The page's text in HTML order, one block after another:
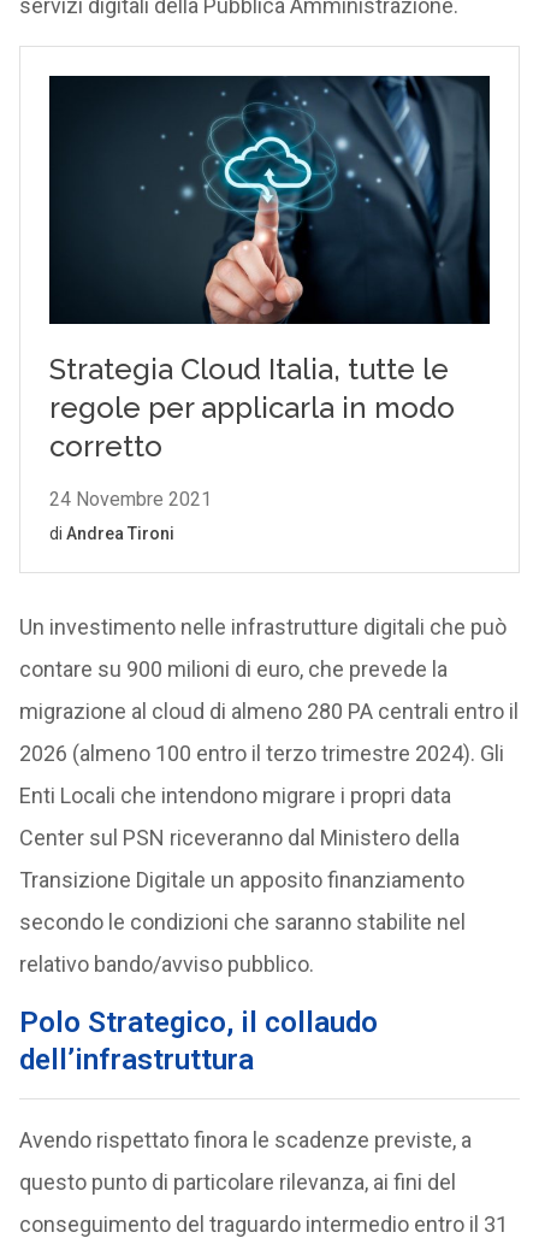
servizi digitali della Pubblica Amministrazione.
Un investimento nelle infrastrutture digitali che può
contare su 900 milioni di euro, che prevede la
migrazione al cloud di almeno 280 PA centrali entro il
2026 (almeno 100 entro il terzo trimestre 2024). Gli
Enti Locali che intendono migrare i propri data
Center sul PSN riceveranno dal Ministero della
Transizione Digitale un apposito finanziamento
secondo le condizioni che saranno stabilite nel
relativo bando/avviso pubblico.
Polo Strategico, il collaudo
dell’infrastruttura
Avendo rispettato finora le scadenze previste, a
questo punto di particolare rilevanza, ai fini del
conseguimento del traguardo intermedio entro il 31